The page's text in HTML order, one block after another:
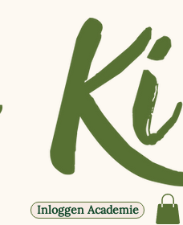
Inloggen Academie